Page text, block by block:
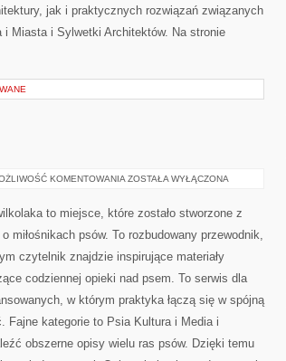
jak i praktycznych rozwiązań związanych
Miasta i Sylwetki Architektów. Na stronie
KOMENTOWANIA PAKAWILKOLAKA
ZOSTAŁA WYŁĄCZONA
to miejsce, które zostało stworzone z
miłośnikach psów. To rozbudowany przewodnik,
czytelnik znajdzie inspirujące materiały
codziennej opieki nad psem. To serwis dla
w którym praktyka łączą się w spójną
Fajne kategorie to Psia Kultura i Media i
obszerne opisy wielu ras psów. Dzięki temu